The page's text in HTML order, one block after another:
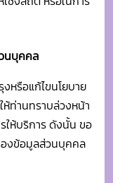
ให้บริการ ดังนั้น ขอ
งข้อมูลส่วนบุคคล
มเกี่ยวกับนโยบาย
น่วยงานยินดีรับฟัง
หน่วยงานได้ตามที่